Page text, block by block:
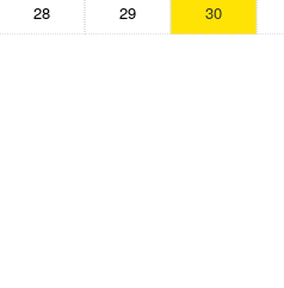
28 29 30